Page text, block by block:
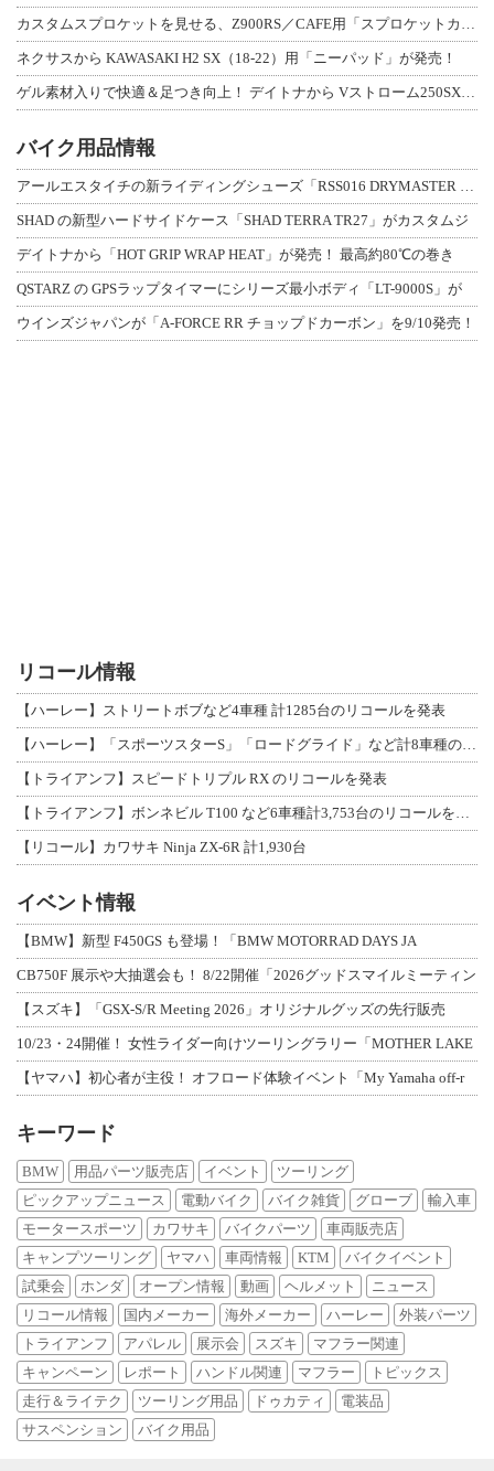
カスタムスプロケットを見せる、Z900RS／CAFE用「スプロケットカバーフルキ
ネクサスから KAWASAKI H2 SX（18-22）用「ニーパッド」が発売！
ゲル素材入りで快適＆足つき向上！ デイトナから Vストローム250SX用「快適ロ
バイク用品情報
アールエスタイチの新ライディングシューズ「RSS016 DRYMASTER スト
SHAD の新型ハードサイドケース「SHAD TERRA TR27」がカスタムジ
デイトナから「HOT GRIP WRAP HEAT」が発売！ 最高約80℃の巻き
QSTARZ の GPSラップタイマーにシリーズ最小ボディ「LT-9000S」が
ウインズジャパンが「A-FORCE RR チョップドカーボン」を9/10発売！
リコール情報
【ハーレー】ストリートボブなど4車種 計1285台のリコールを発表
【ハーレー】「スポーツスターS」「ロードグライド」など計8車種のリコールを発表
【トライアンフ】スピードトリプル RX のリコールを発表
【トライアンフ】ボンネビル T100 など6車種計3,753台のリコールを発表
【リコール】カワサキ Ninja ZX-6R 計1,930台
イベント情報
【BMW】新型 F450GS も登場！「BMW MOTORRAD DAYS JA
CB750F 展示や大抽選会も！ 8/22開催「2026グッドスマイルミーティン
【スズキ】「GSX-S/R Meeting 2026」オリジナルグッズの先行販売
10/23・24開催！ 女性ライダー向けツーリングラリー「MOTHER LAKE
【ヤマハ】初心者が主役！ オフロード体験イベント「My Yamaha off-r
キーワード
BMW 用品パーツ販売店 イベント
ツーリング
ピックアップニュース
電動バイク バイク雑貨 グローブ
輸入車
モータースポーツ
カワサキ バイクパーツ
車両販売店
キャンプツーリング
ヤマハ 車両情報 KTM
バイクイベント
試乗会
ホンダ オープン情報 動画 ヘルメット
ニュース
リコール情報
国内メーカー 海外メーカー ハーレー
外装パーツ
トライアンフ
アパレル 展示会 スズキ
マフラー関連
キャンペーン
レポート ハンドル関連 マフラー
トピックス
走行＆ライテク
ツーリング用品 ドゥカティ
電装品
サスペンション
バイク用品